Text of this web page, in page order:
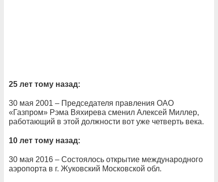
25 лет тому назад:
30 мая 2001 – Председателя правления ОАО
«Газпром» Рэма Вяхирева сменил Алексей Миллер,
работающий в этой должности вот уже четверть века.
10 лет тому назад:
30 мая 2016 – Состоялось открытие международного
аэропорта в г. Жуковский Московской обл.